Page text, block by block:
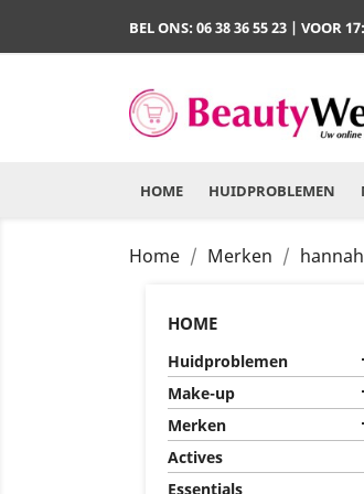
BEL ONS: 06 38 36 55 23 | VOOR
HOME HUIDPROBLEMEN
Home Merken hannah
HOME
Huidproblemen
Make-up
Merken
Actives
Essentials